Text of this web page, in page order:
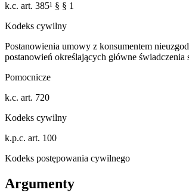
k.c. art. 385¹ § § 1
Kodeks cywilny
Postanowienia umowy z konsumentem
postanowień określających główne
Pomocnicze
k.c. art. 720
Kodeks cywilny
k.p.c. art. 100
Kodeks postępowania cywilnego
Argumenty